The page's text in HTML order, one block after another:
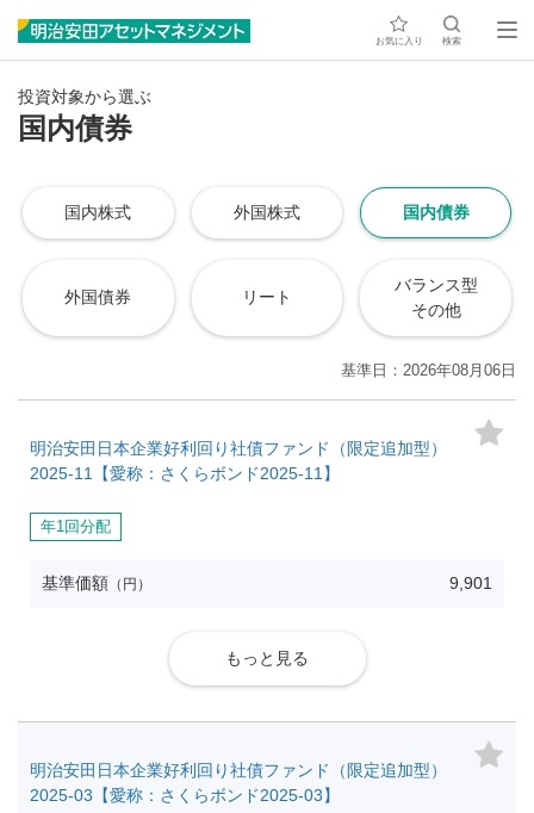
お気に入り 検索
投資対象から選ぶ
国内債券
国内株式 外国株式 国内債券
外国債券 リート
バランス型
その他
基準日 2026年08月06日
明治安田日本企業好利回り社債ファンド（限定追加型）
2025-11【愛称：さくらボンド2025-11】
年1回分配
基準価額 （円） 9,901
もっと見る
明治安田日本企業好利回り社債ファンド（限定追加型）
2025-03【愛称：さくらボンド2025-03】